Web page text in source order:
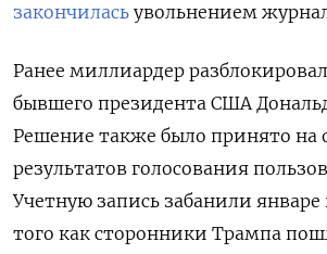
закончилась увольнением
Ранее миллиардер
бывшего президента США
Решение также было принято на
результатов голосования
Учетную запись забанили январе
того как сторонники Трампа